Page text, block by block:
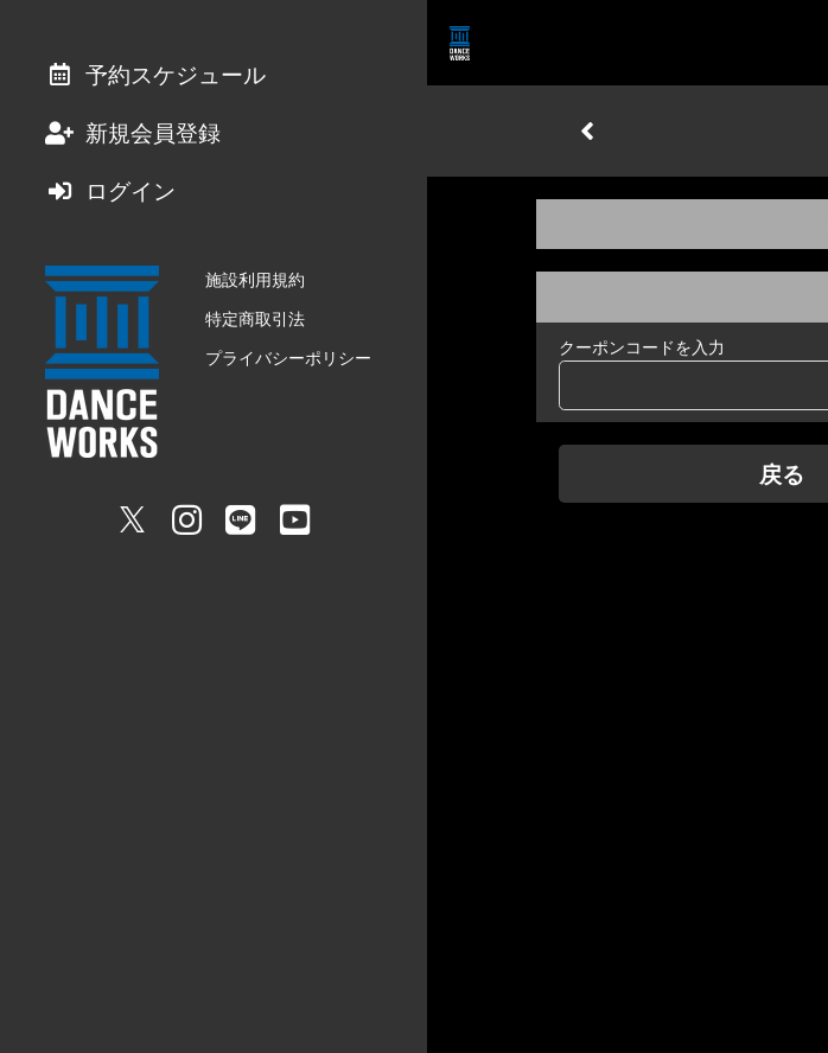
クーポンコードを入力
戻る
予約スケジュール
新規会員登録
ログイン
施設利用規約
特定商取引法
プライバシーポリシー